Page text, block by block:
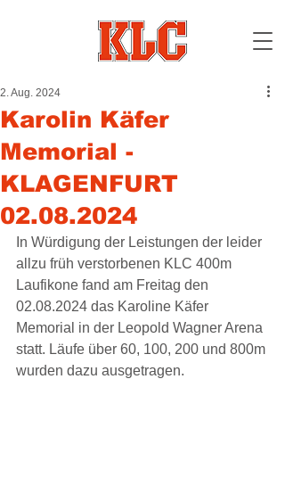
Karolin Käfer
Memorial -
KLAGENFURT
02.08.2024
2. Aug. 2024
In Würdigung der Leistungen der leider
allzu früh verstorbenen KLC 400m
Laufikone fand am Freitag den
02.08.2024 das Karoline Käfer
Memorial in der Leopold Wagner Arena
statt. Läufe über 60, 100, 200 und 800m
wurden dazu ausgetragen.